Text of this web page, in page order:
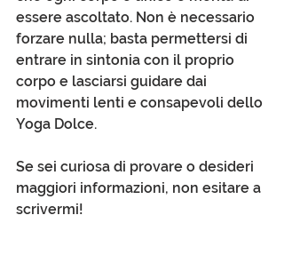
essere ascoltato. Non è necessario
forzare nulla; basta permettersi di
entrare in sintonia con il proprio
corpo e lasciarsi guidare dai
movimenti lenti e consapevoli dello
Yoga Dolce.
Se sei curiosa di provare o desideri
maggiori informazioni, non esitare a
scrivermi!